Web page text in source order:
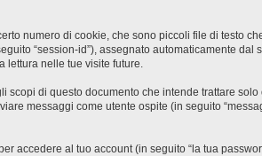
numero di cookie, che sono piccoli file di testo
“session-id”), assegnato automaticamente
lettura nelle tue visite future.
di questo documento che intende trattare
messaggi come utente ospite (in seguito
accedere al tuo account (in seguito “la tua